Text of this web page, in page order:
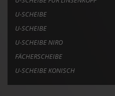
U-SCHEIBE
U-SCHEIBE
U-SCHEIBE NIRO
FÄCHERSCHEIBE
U-SCHEIBE KONISCH